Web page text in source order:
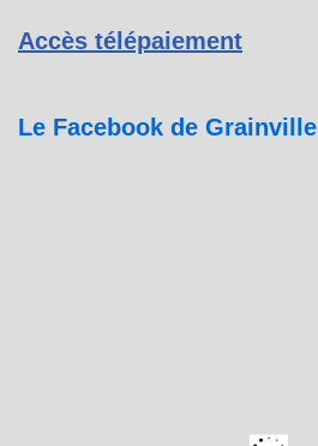
Accès télépaiement
Le Facebook de Grainville